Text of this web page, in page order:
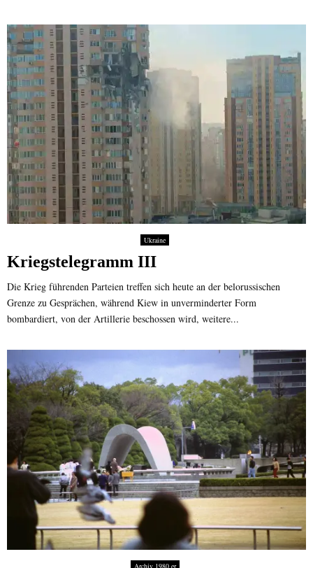
Ukraine
Kriegstelegramm III
Die Krieg führenden Parteien treffen sich heute an der belorussischen
Grenze zu Gesprächen, während Kiew in unverminderter Form
bombardiert, von der Artillerie beschossen wird, weitere...
Archiv 1980 er